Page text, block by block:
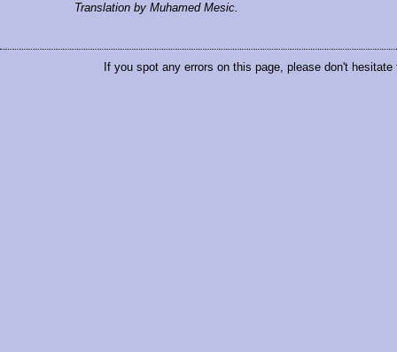
Translation by Muhamed Mesic.
If you spot any errors on this page, please don't